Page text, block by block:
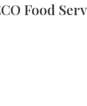
Food